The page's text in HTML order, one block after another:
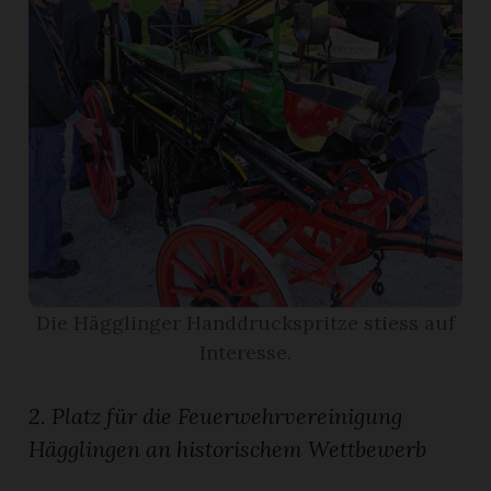
2. Platz für die Feuerwehrvereinigung
Hägglingen an historischem Wettbewerb